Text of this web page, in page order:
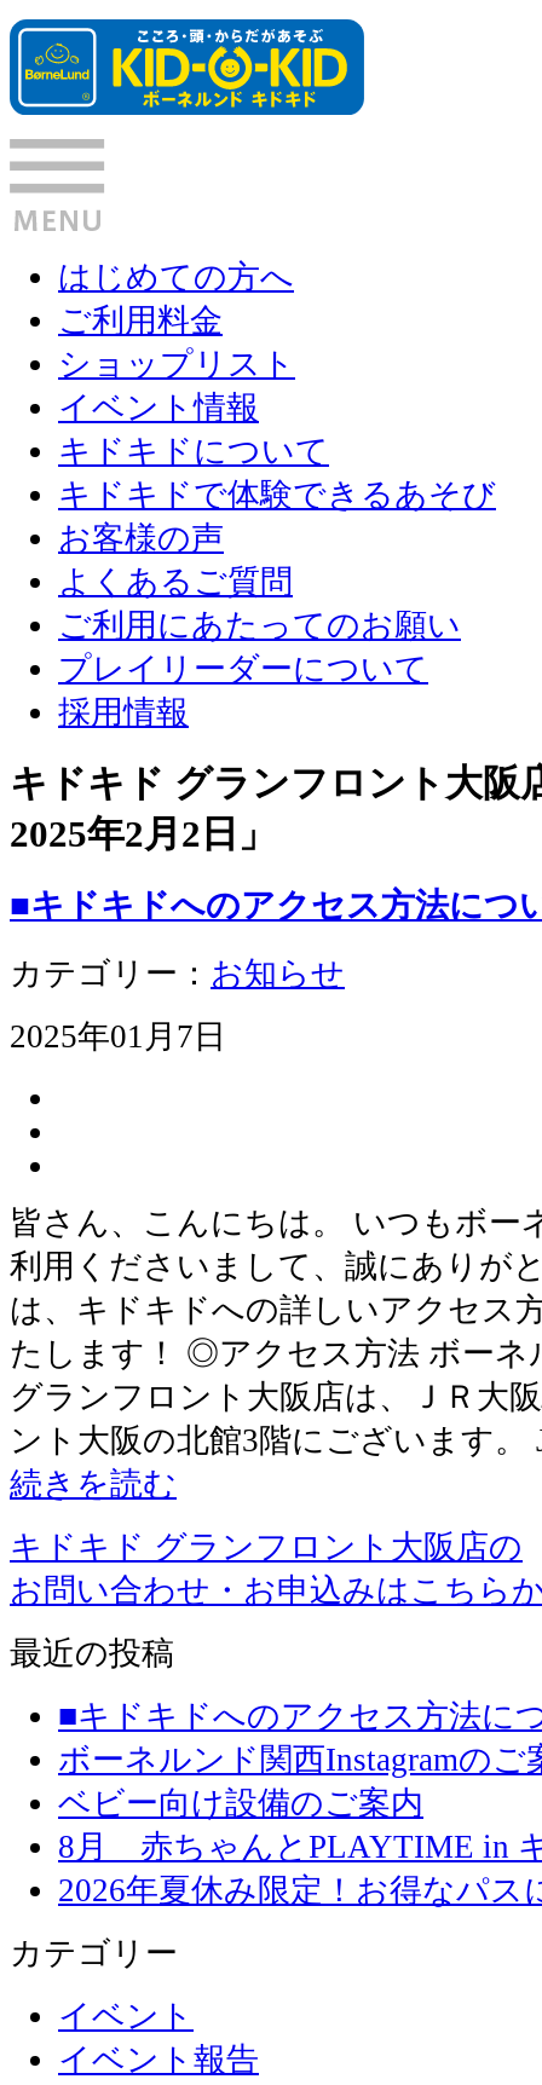
はじめての方へ
ご利用料金
ショップリスト
イベント情報
キドキドについて
キドキドで体験できるあそび
お客様の声
よくあるご質問
ご利用にあたってのお願い
プレイリーダーについて
採用情報
キドキド グランフロント大
2025年2月2日 」
■キドキドへのアクセス方法につ
カテゴリー： お知らせ
2025年01月7日
皆さん、こんにちは。 いつもボー
利用くださいまして、誠にありが
は、キドキドへの詳しいアクセス
たします！ ◎アクセス方法 ボーネ
グランフロント大阪店は、ＪＲ大
ント大阪の北館3階にございます
続きを読む
キドキド グランフロント大阪店の
お問い合わせ・お申込みはこちら
最近の投稿
■キドキドへのアクセス方法に
ボーネルンド関西Instagramのご
ベビー向け設備のご案内
8月 赤ちゃんとPLAYTIME in
2026年夏休み限定！お得なパス
カテゴリー
イベント
イベント報告